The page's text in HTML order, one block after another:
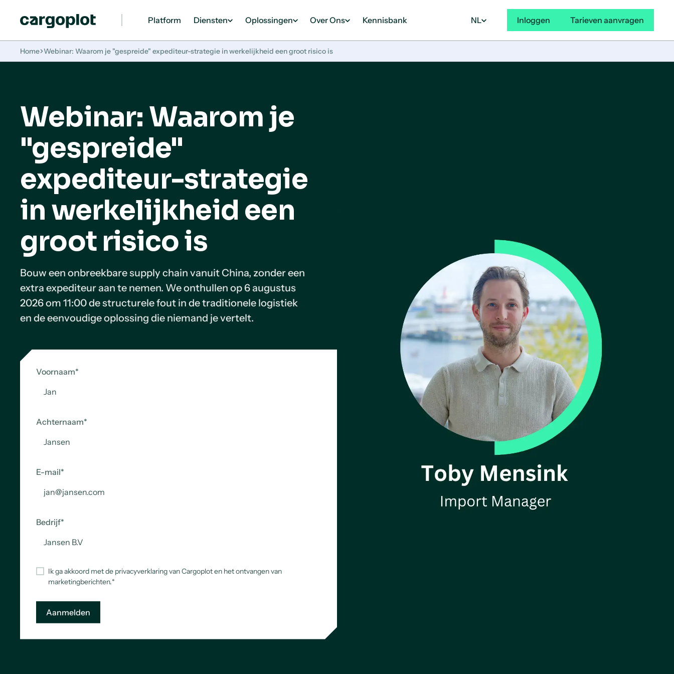
Platform Diensten Oplossingen Over Ons Kennisbank NL Inloggen Tarieven aanvragen
Home Webinar: Waarom je "gespreide" expediteur-strategie in werkelijkheid een groot risico is
Webinar: Waarom je
"gespreide"
expediteur-strategie
in werkelijkheid een
groot risico is
Bouw een onbreekbare supply chain vanuit China, zonder een
extra expediteur aan te nemen. We onthullen op 6 augustus
2026 om 11:00 de structurele fout in de traditionele logistiek
en de eenvoudige oplossing die niemand je vertelt.
Voornaam*
Achternaam*
E-mail*
Bedrijf*
Ik ga akkoord met de privacyverklaring van Cargoplot en het ontvangen van
marketingberichten.*